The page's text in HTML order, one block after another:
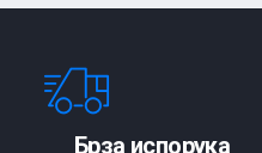
Брза испорука